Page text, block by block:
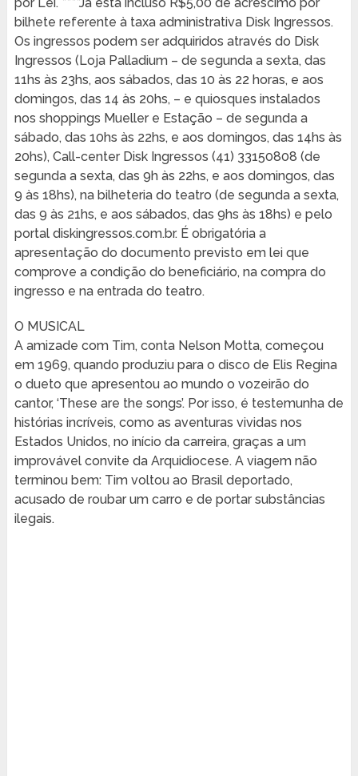
bilhete referente à taxa administrativa Disk Ingressos.
Os ingressos podem ser adquiridos através do Disk
Ingressos (Loja Palladium – de segunda a sexta, das
11hs às 23hs, aos sábados, das 10 às 22 horas, e aos
domingos, das 14 às 20hs, – e quiosques instalados
nos shoppings Mueller e Estação – de segunda a
sábado, das 10hs às 22hs, e aos domingos, das 14hs às
20hs), Call-center Disk Ingressos (41) 33150808 (de
segunda a sexta, das 9h às 22hs, e aos domingos, das
9 às 18hs), na bilheteria do teatro (de segunda a sexta,
das 9 às 21hs, e aos sábados, das 9hs às 18hs) e pelo
portal diskingressos.com.br. É obrigatória a
apresentação do documento previsto em lei que
comprove a condição do beneficiário, na compra do
ingresso e na entrada do teatro.
O MUSICAL
A amizade com Tim, conta Nelson Motta, começou
em 1969, quando produziu para o disco de Elis Regina
o dueto que apresentou ao mundo o vozeirão do
cantor, ‘These are the songs’. Por isso, é testemunha de
histórias incríveis, como as aventuras vividas nos
Estados Unidos, no início da carreira, graças a um
improvável convite da Arquidiocese. A viagem não
terminou bem: Tim voltou ao Brasil deportado,
acusado de roubar um carro e de portar substâncias
ilegais.